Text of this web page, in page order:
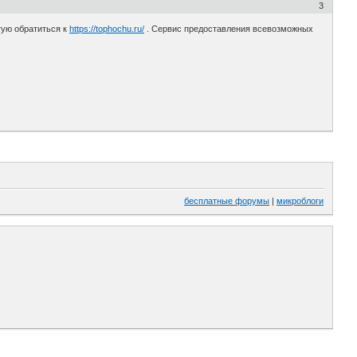
3
обратиться к https://tophochu.ru/ . Сервис предоставления всевозможных
бесплатные форумы микроблоги